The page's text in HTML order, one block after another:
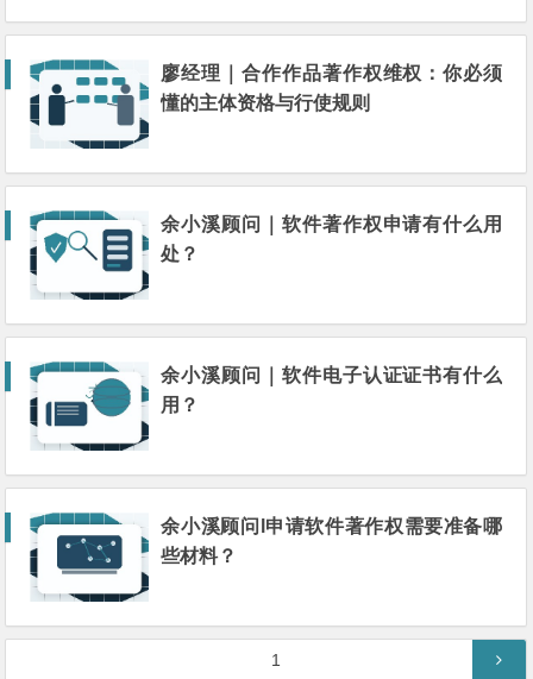
廖经理｜合作作品著作权维权：你必须
懂的主体资格与行使规则
余小溪顾问｜软件著作权申请有什么用
处？
余小溪顾问｜软件电子认证证书有什么
用？
余小溪顾问l申请软件著作权需要准备哪
些材料？
1